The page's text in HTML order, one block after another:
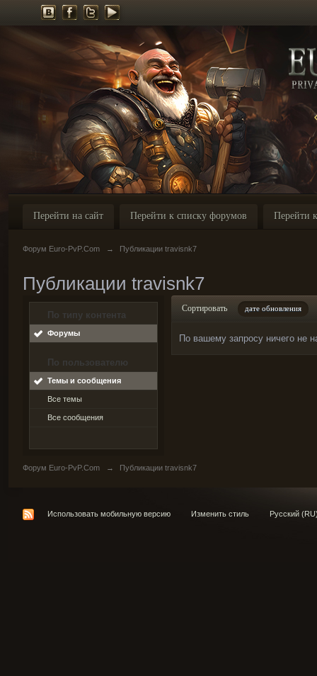
Перейти на сайт Перейти к списку форумов Перейти
Форум Euro-PvP.Com → Публикации travisnk7
Публикации travisnk7
По типу контента
Форумы
По пользователю
Темы и сообщения
Все темы
Все сообщения
Сортировать дате обновления
По вашему запросу ничего не
Форум Euro-PvP.Com → Публикации travisnk7
Использовать мобильную версию Изменить стиль Русский